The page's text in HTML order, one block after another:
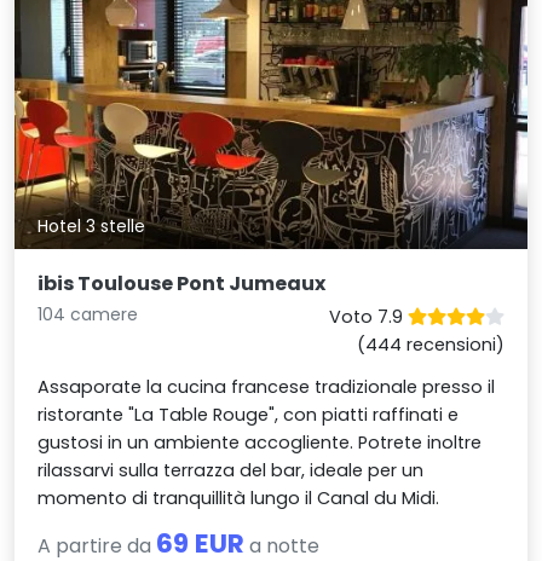
Hotel 3 stelle
ibis Toulouse Pont Jumeaux
104 camere
Voto 7.9
(444 recensioni)
Assaporate la cucina francese tradizionale presso il
ristorante "La Table Rouge", con piatti raffinati e
gustosi in un ambiente accogliente. Potrete inoltre
rilassarvi sulla terrazza del bar, ideale per un
momento di tranquillità lungo il Canal du Midi.
A partire da 69 EUR a notte